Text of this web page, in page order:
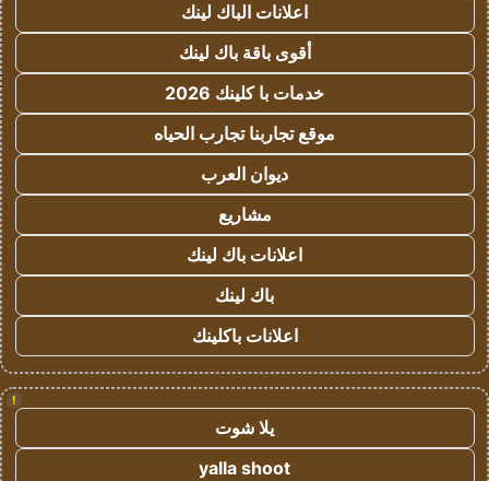
اعلانات الباك لينك
أقوى باقة باك لينك
خدمات با كلينك 2026
موقع تجاربنا تجارب الحياه
ديوان العرب
مشاريع
اعلانات باك لينك
باك لينك
اعلانات باكلينك
!
يلا شوت
yalla shoot